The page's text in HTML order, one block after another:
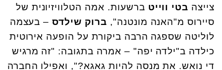
צייצה בטי ווייט ברשעות. אמה הטלוויזיונית של
סיירוס מ"האנה מונטנה", ברוק שילדס– בעצמה
לוליטה שספגה הרבה ביקורת על הופעה אירוטית
כילדה ב"ילדה יפה" – אמרה בתגובה: "זה מרגיש
די נואש. את מנסה להיות גאגא?", ואפילו החברה